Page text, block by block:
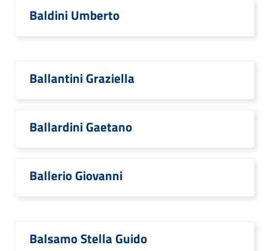
Baldini Umberto
Ballantini Graziella
Ballardini Gaetano
Ballerio Giovanni
Balsamo Stella Guido